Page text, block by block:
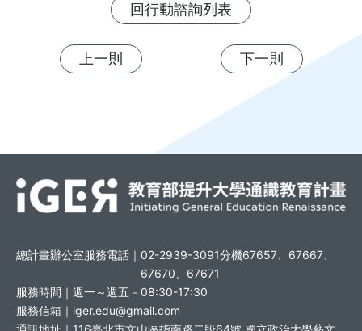
回行動諮詢列表
上一則 下一則
總計畫辦公室服務電話｜ 02-2939-3091分機67657、67667、
67670、67671
服務時間｜ 週一～週五－08:30-17:30
服務信箱｜ iger.edu@gmail.com